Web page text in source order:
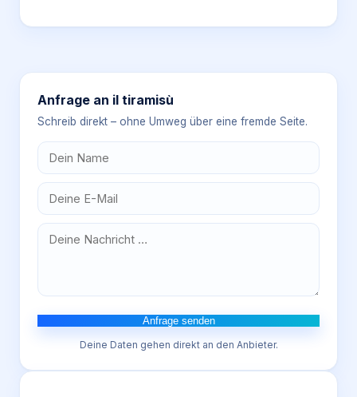
Anfrage an il tiramisù
Schreib direkt – ohne Umweg über eine fremde Seite.
Anfrage senden
Deine Daten gehen direkt an den Anbieter.